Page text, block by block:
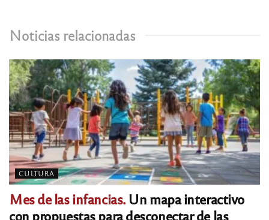
Noticias relacionadas
CULTURA
Mes de las infancias.Un mapa interactivo
con propuestas para desconectar de las